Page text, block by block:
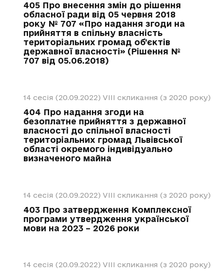
405 Про внесення змін до рішення
обласної ради від 05 червня 2018
року № 707 «Про надання згоди на
прийняття в спільну власність
територіальних громад об’єктів
державної власності» (Рішення №
707 від 05.06.2018)
14 сесія (20.09.2022) VIII скликання (з 2020 року)
404 Про надання згоди на
безоплатне прийняття з державної
власності до спільної власності
територіальних громад Львівської
області окремого індивідуально
визначеного майна
14 сесія (20.09.2022) VIII скликання (з 2020 року)
403 Про затвердження Комплексної
програми утвердження української
мови на 2023 – 2026 роки
14 сесія (20.09.2022) VIII скликання (з 2020 року)